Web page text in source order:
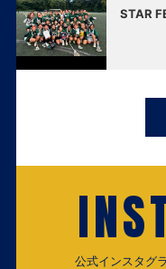
STAR
公式インスタグ